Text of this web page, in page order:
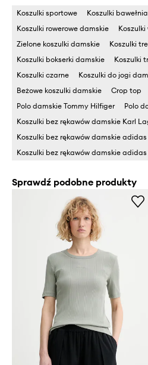
Koszulki sportowe
Koszulki
Koszulki rowerowe damskie
Koszulki
Zielone koszulki damskie
Koszulki
Koszulki bokserki damskie
Koszulki
Koszulki czarne
Koszulki do jogi
Beżowe koszulki damskie
Crop top
Polo damskie Tommy Hilfiger
Polo
Koszulki bez rękawów damskie Karl
Koszulki bez rękawów damskie
Koszulki bez rękawów damskie
Sprawdź podobne produkty